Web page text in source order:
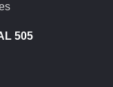
505